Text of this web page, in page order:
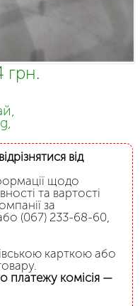
грн.
від
щодо
та вартості
за
(067) 233-68-60,
карткою або
платежу комісія —